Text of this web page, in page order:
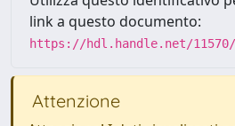
link a questo documento:
https://hdl.handle.net/11570/
Attenzione